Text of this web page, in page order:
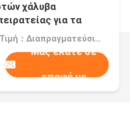
χάλυβα
για τα
Τιμή：Διαπραγματεύσιμα
Μας ελάτε σε
επαφή με